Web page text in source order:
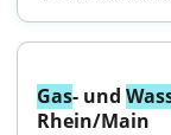
Gas- und
Rhein/Main